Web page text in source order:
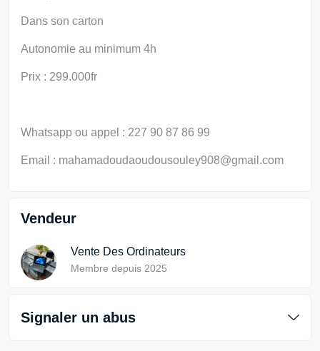
Dans son carton
Autonomie au minimum 4h
Prix : 299.000fr
Whatsapp ou appel : 227 90 87 86 99
Email : mahamadoudaoudousouley908@gmail.com
Vendeur
Vente Des Ordinateurs
Membre depuis 2025
Signaler un abus